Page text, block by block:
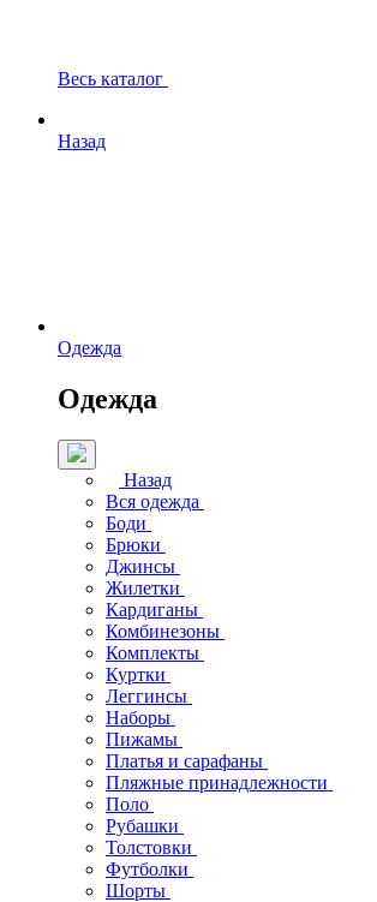
Весь каталог
Назад
Одежда
Одежда
Назад
Вся одежда
Боди
Брюки
Джинсы
Жилетки
Кардиганы
Комбинезоны
Комплекты
Куртки
Леггинсы
Наборы
Пижамы
Платья и сарафаны
Пляжные принадлежности
Поло
Рубашки
Толстовки
Футболки
Шорты